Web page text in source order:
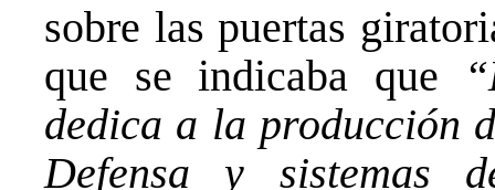
sobre las puertas
que se indicaba que
dedica a la producción
Defensa y sistemas